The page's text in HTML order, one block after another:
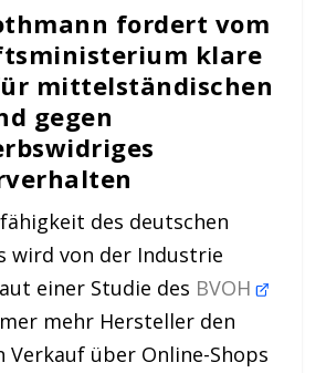
fordert vom
klare
mittelständischen
gegen
des deutschen
wird von der Industrie
einer Studie des BVOH
mehr Hersteller den
Verkauf über Online-Shops